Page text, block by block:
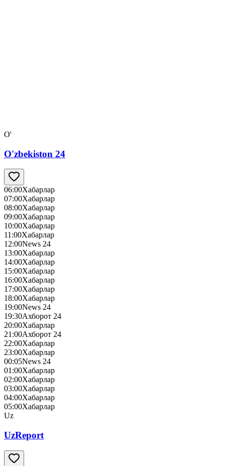
O'
O'zbekiston 24
06:00Хабарлар
07:00Хабарлар
08:00Хабарлар
09:00Хабарлар
10:00Хабарлар
11:00Хабарлар
12:00News 24
13:00Хабарлар
14:00Хабарлар
15:00Хабарлар
16:00Хабарлар
17:00Хабарлар
18:00Хабарлар
19:00News 24
19:30Ахборот 24
20:00Хабарлар
21:00Ахборот 24
22:00Хабарлар
23:00Хабарлар
00:05News 24
01:00Хабарлар
02:00Хабарлар
03:00Хабарлар
04:00Хабарлар
05:00Хабарлар
Uz
UzReport